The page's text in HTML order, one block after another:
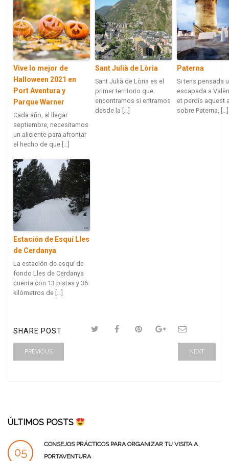
Vive lo mejor de
Halloween 2021 en
Port Aventura y
Parque Warner
Cada año, al llegar
septiembre, necesitamos
un aliciente para afrontar
el hecho de que […]
Sant Julià de Lòria
Sant Julià de Lòria es el
primer territorio que
encontramos si entramos
desde la […]
Paterna
Si tens pensada
escapada a
et perdis aquest
sobre Paterna, […]
Estación de Esquí Lles
de Cerdanya
La estación de esquí de
fondo Lles de Cerdanya
cuenta con 13 pistas y 36
kilómetros de […]
SHARE POST
PREVIOUS NEXT
ÚLTIMOS POSTS
05
CONSEJOS PRÁCTICOS PARA ORGANIZAR TU VISITA A
PORTAVENTURA